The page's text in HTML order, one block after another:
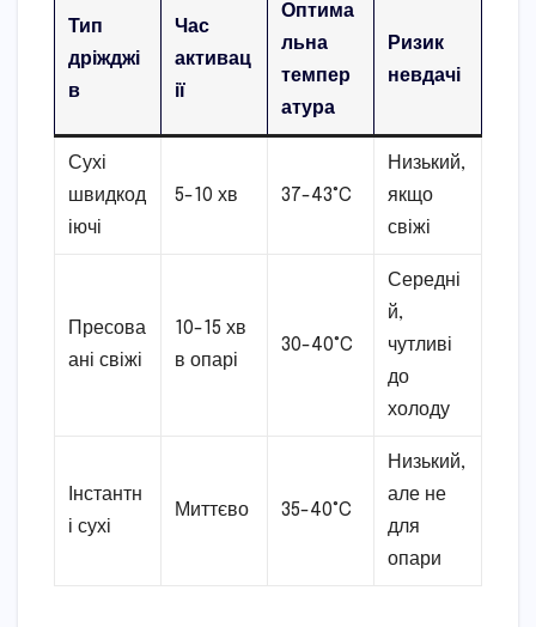
Тип
дріжджі
в
Час
активац
ії
Оптима
льна
темпер
атура
Ризик
невдачі
Сухі
швидкод
іючі
5-10 хв 37-43°C
Низький,
якщо
свіжі
Пресова
ані свіжі
10-15 хв
в опарі
30-40°C
Середні
й,
чутливі
до
холоду
Інстантн
і сухі
Миттєво 35-40°C
Низький,
але не
для
опари